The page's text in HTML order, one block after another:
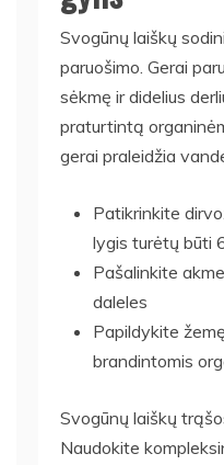
Svogūnų laiškų
paruošimo. Gerai
sėkmę ir didelius
praturtintą
gerai praleidžia
Patikrinkite
lygis turėtų būti
Pašalinkite
daleles
Papildykite
brandintomis
Svogūnų laiškų
Naudokite